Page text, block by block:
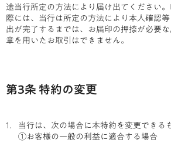
途当行所定の方法により届け出てください
際には、当行は所定の方法により本人確認
出が完了するまでは、お届印の押捺が必要
章を用いたお取引はできません。
第3条 特約の変更
当行は、次の場合に本特約を変更できる
①お客様の一般の利益に適合する場合